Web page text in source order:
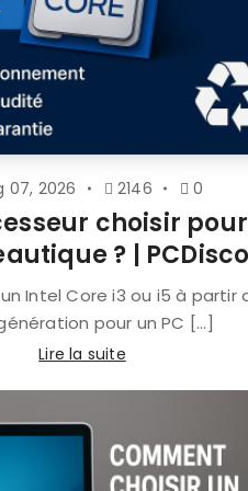
07, 2026 2146 0
choisir
? |
Intel Core i3 ou i5 à partir
pour un PC [...]
Lire la suite